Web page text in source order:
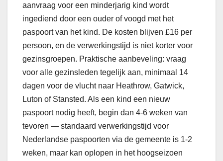
aanvraag voor een minderjarig kind wordt
ingediend door een ouder of voogd met het
paspoort van het kind. De kosten blijven £16 per
persoon, en de verwerkingstijd is niet korter voor
gezinsgroepen. Praktische aanbeveling: vraag
voor alle gezinsleden tegelijk aan, minimaal 14
dagen voor de vlucht naar Heathrow, Gatwick,
Luton of Stansted. Als een kind een nieuw
paspoort nodig heeft, begin dan 4-6 weken van
tevoren — standaard verwerkingstijd voor
Nederlandse paspoorten via de gemeente is 1-2
weken, maar kan oplopen in het hoogseizoen